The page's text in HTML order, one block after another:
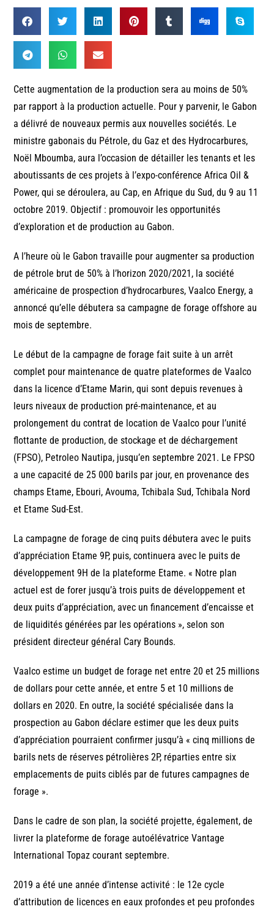
Cette augmentation de la production sera au moins de 50%
par rapport à la production actuelle. Pour y parvenir, le Gabon
a délivré de nouveaux permis aux nouvelles sociétés. Le
ministre gabonais du Pétrole, du Gaz et des Hydrocarbures,
Noël Mboumba, aura l’occasion de détailler les tenants et les
aboutissants de ces projets à l’expo-conférence Africa Oil &
Power, qui se déroulera, au Cap, en Afrique du Sud, du 9 au 11
octobre 2019. Objectif : promouvoir les opportunités
d’exploration et de production au Gabon.
A l’heure où le Gabon travaille pour augmenter sa production
de pétrole brut de 50% à l’horizon 2020/2021, la société
américaine de prospection d’hydrocarbures, Vaalco Energy, a
annoncé qu’elle débutera sa campagne de forage offshore au
mois de septembre.
Le début de la campagne de forage fait suite à un arrêt
complet pour maintenance de quatre plateformes de Vaalco
dans la licence d’Etame Marin, qui sont depuis revenues à
leurs niveaux de production pré-maintenance, et au
prolongement du contrat de location de Vaalco pour l’unité
flottante de production, de stockage et de déchargement
(FPSO), Petroleo Nautipa, jusqu’en septembre 2021. Le FPSO
a une capacité de 25 000 barils par jour, en provenance des
champs Etame, Ebouri, Avouma, Tchibala Sud, Tchibala Nord
et Etame Sud-Est.
La campagne de forage de cinq puits débutera avec le puits
d’appréciation Etame 9P, puis, continuera avec le puits de
développement 9H de la plateforme Etame. « Notre plan
actuel est de forer jusqu’à trois puits de développement et
deux puits d’appréciation, avec un financement d’encaisse et
de liquidités générées par les opérations », selon son
président directeur général Cary Bounds.
Vaalco estime un budget de forage net entre 20 et 25 millions
de dollars pour cette année, et entre 5 et 10 millions de
dollars en 2020. En outre, la société spécialisée dans la
prospection au Gabon déclare estimer que les deux puits
d’appréciation pourraient confirmer jusqu’à « cinq millions de
barils nets de réserves pétrolières 2P, réparties entre six
emplacements de puits ciblés par de futures campagnes de
forage ».
Dans le cadre de son plan, la société projette, également, de
livrer la plateforme de forage autoélévatrice Vantage
International Topaz courant septembre.
2019 a été une année d’intense activité : le 12e cycle
d’attribution de licences en eaux profondes et peu profondes